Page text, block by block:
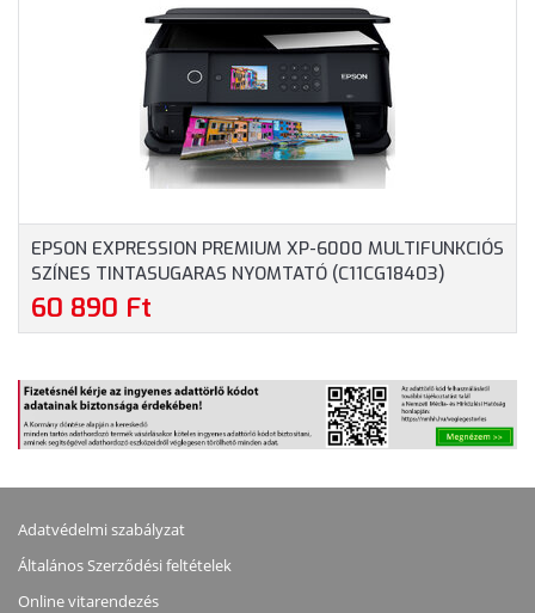
EPSON EXPRESSION PREMIUM XP-6000 MULTIFUNKCIÓS
SZÍNES TINTASUGARAS NYOMTATÓ (C11CG18403)
60 890 Ft
Adatvédelmi szabályzat
Általános Szerződési feltételek
Online vitarendezés